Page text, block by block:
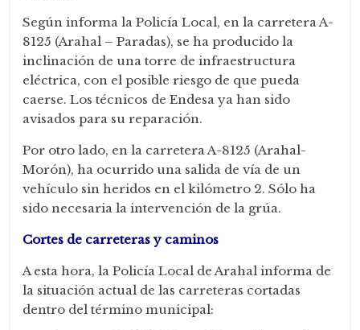
Según informa la Policía Local, en la carretera A-
8125 (Arahal – Paradas), se ha producido la
inclinación de una torre de infraestructura
eléctrica, con el posible riesgo de que pueda
caerse. Los técnicos de Endesa ya han sido
avisados para su reparación.
Por otro lado, en la carretera A-8125 (Arahal-
Morón), ha ocurrido una salida de vía de un
vehículo sin heridos en el kilómetro 2. Sólo ha
sido necesaria la intervención de la grúa.
Cortes de carreteras y caminos
A esta hora, la Policía Local de Arahal informa de
la situación actual de las carreteras cortadas
dentro del término municipal: